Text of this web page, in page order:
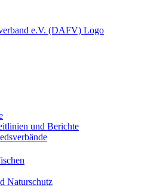
und Berichte
Naturschutz